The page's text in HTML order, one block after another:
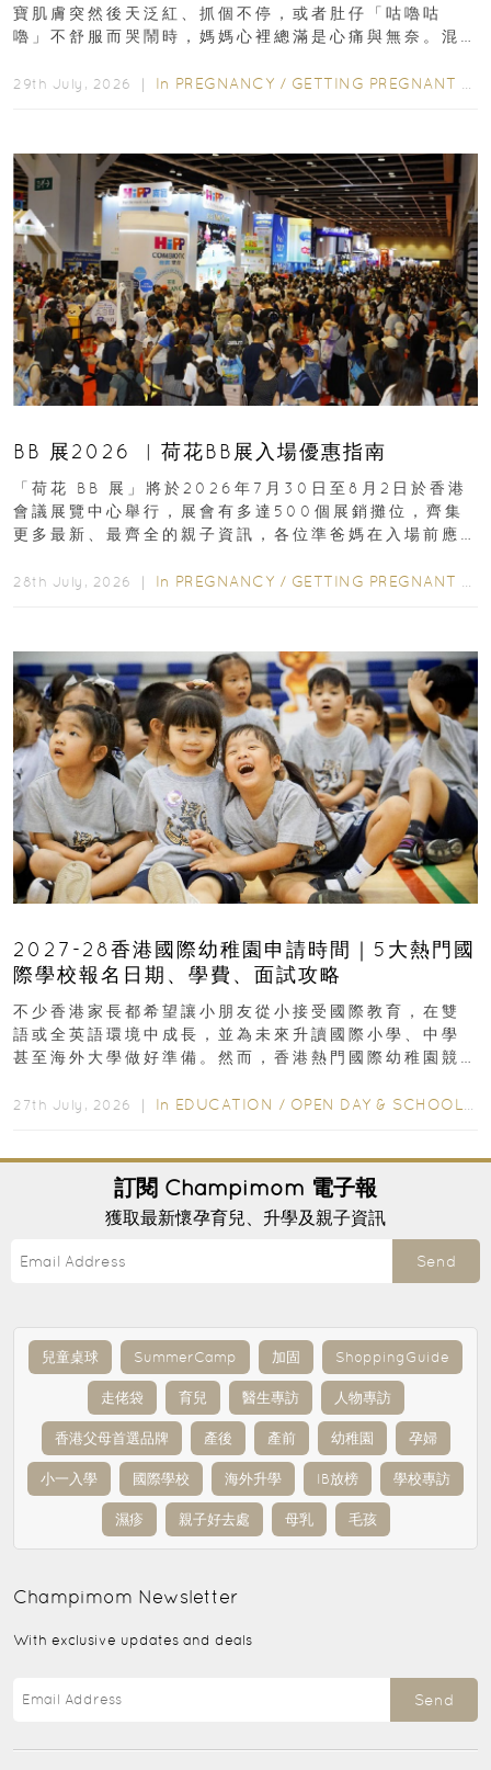
寶肌膚突然後天泛紅、抓個不停，或者肚仔「咕嚕咕
嚕」不舒服而哭鬧時，媽媽心裡總滿是心痛與無奈。混
29th July, 2026 ｜ In PREGNANCY / GETTING PREGNANT
BB 展2026 ︳荷花BB展入場優惠指南
「荷花 BB 展」將於2026年7月30日至8月2日於香港
會議展覽中心舉行，展會有多達500個展銷攤位，齊集
更多最新、最齊全的親子資訊，各位準爸媽在入場前應
28th July, 2026 ｜ In PREGNANCY / GETTING PREGNANT
2027-28香港國際幼稚園申請時間｜5大熱門國
際學校報名日期、學費、面試攻略
不少香港家長都希望讓小朋友從小接受國際教育，在雙
語或全英語環境中成長，並為未來升讀國際小學、中學
甚至海外大學做好準備。然而，香港熱門國際幼稚園競
27th July, 2026 ｜ In EDUCATION / OPEN DAY & SCHOOL EVENTS
訂閱 Champimom 電子報
獲取最新懷孕育兒、升學及親子資訊
Send
兒童桌球 SummerCamp 加固 ShoppingGuide
走佬袋 育兒 醫生專訪 人物專訪
香港父母首選品牌 產後 產前 幼稚園 孕婦
小一入學 國際學校 海外升學 IB放榜 學校專訪
濕疹 親子好去處 母乳 毛孩
Champimom Newsletter
With exclusive updates and deals
Send